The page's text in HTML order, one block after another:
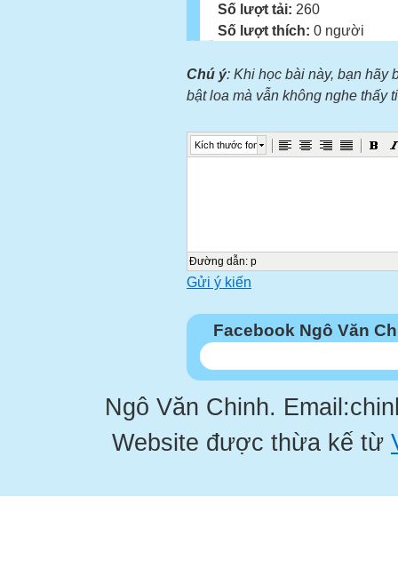
Số lượt tải: 260
Số lượt thích: 0 người
Chú ý: Khi học bài này, bạn hãy
bật loa mà vẫn không nghe thấy
Kích thước font
Đường dẫn: p
Gửi ý kiến
Facebook Ngô Văn
Ngô Văn Chinh.
Website được thừa kế từ